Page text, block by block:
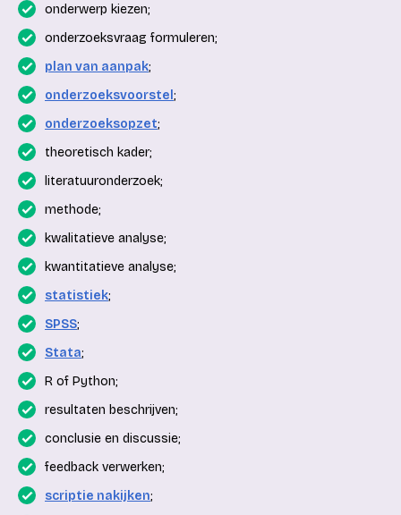
onderwerp kiezen;
onderzoeksvraag formuleren;
plan van aanpak;
onderzoeksvoorstel ;
onderzoeksopzet;
theoretisch kader;
literatuuronderzoek;
methode;
kwalitatieve analyse;
kwantitatieve analyse;
statistiek;
SPSS;
Stata;
R of Python;
resultaten beschrijven;
conclusie en discussie;
feedback verwerken;
scriptie nakijken;